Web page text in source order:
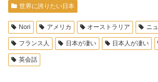
世界に誇りたい日本
Nori アメリカ オーストラリア ニ
フランス人 日本が凄い 日本人が凄い
英会話